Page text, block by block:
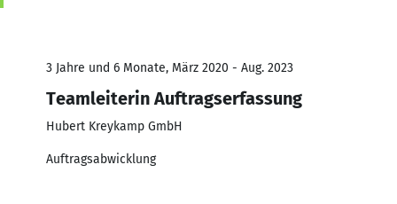
3 Jahre und 6 Monate, März 2020 - Aug. 2023
Teamleiterin Auftragserfassung
Hubert Kreykamp GmbH
Auftragsabwicklung